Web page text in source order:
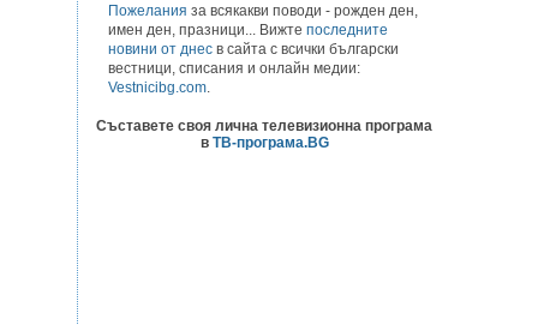
Пожелания за всякакви поводи - рожден ден,
имен ден, празници... Вижте последните
новини от днес в сайта с всички български
вестници, списания и онлайн медии:
Vestnicibg.com.
Съставете своя лична телевизионна програма
в ТВ-програма.BG